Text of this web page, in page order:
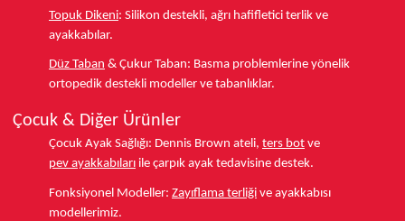
Topuk Dikeni: Silikon destekli, ağrı hafifletici terlik ve
ayakkabılar.
Düz Taban & Çukur Taban: Basma problemlerine yönelik
ortopedik destekli modeller ve tabanlıklar.
Çocuk & Diğer Ürünler
Çocuk Ayak Sağlığı: Dennis Brown ateli, ters bot ve
pev ayakkabıları ile çarpık ayak tedavisine destek.
Fonksiyonel Modeller: Zayıflama terliği ve ayakkabısı
modellerimiz.